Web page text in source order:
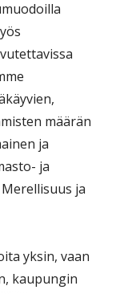
määrän
ja
ja
ja
yksin, vaan
kaupungin